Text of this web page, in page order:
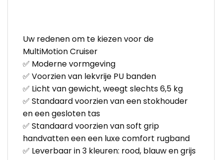
Uw redenen om te kiezen voor de
MultiMotion Cruiser
✅ Moderne vormgeving
✅ Voorzien van lekvrije PU banden
✅ Licht van gewicht, weegt slechts 6,5 kg
✅ Standaard voorzien van een stokhouder
en een gesloten tas
✅ Standaard voorzien van soft grip
handvatten een een luxe comfort rugband
✅ Leverbaar in 3 kleuren: rood, blauw en grijs